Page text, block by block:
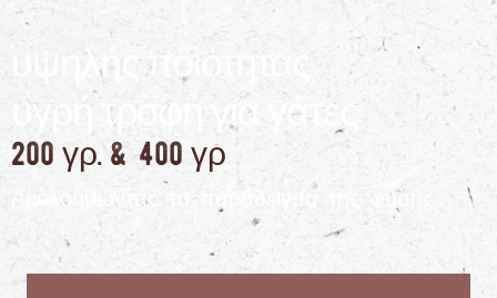
υψηλής ποιότητας
υγρή τροφή για γάτες
200 γρ. & 400 γρ
Ακολουθώντας το παράδειγμα της φύσης